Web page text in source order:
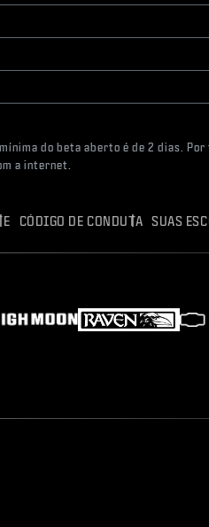
do beta aberto é de 2 dias. Por
a internet.
CÓDIGO DE CONDUTA SUAS